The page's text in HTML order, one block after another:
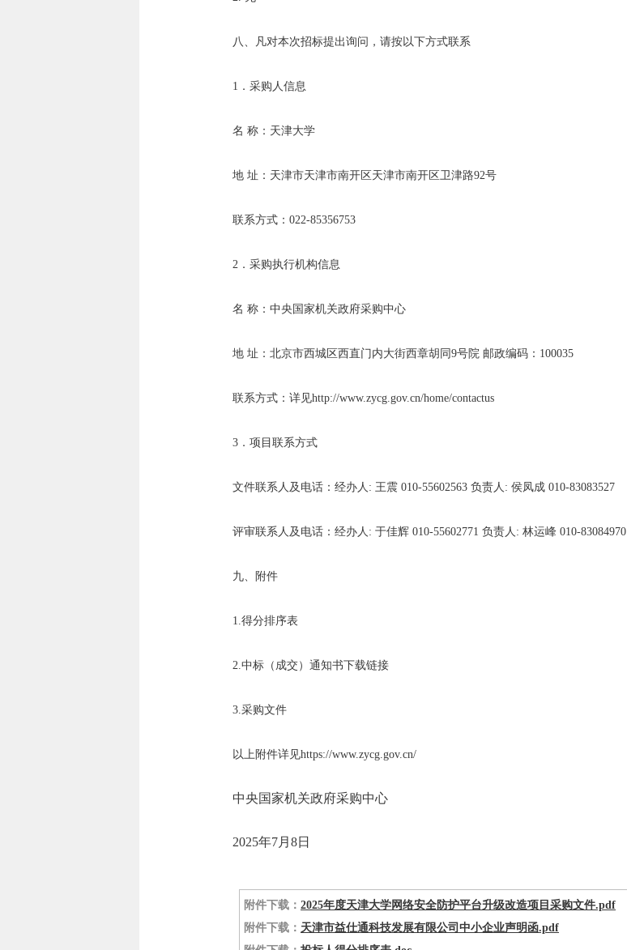
八、凡对本次招标提出询问，请按以下方式联系
1．采购人信息
名 称：天津大学
地 址：天津市天津市南开区天津市南开区卫津路92号
联系方式：022-85356753
2．采购执行机构信息
名 称：中央国家机关政府采购中心
地 址：北京市西城区西直门内大街西章胡同9号院 邮政编码：100035
联系方式：详见http://www.zycg.gov.cn/home/contactus
3．项目联系方式
文件联系人及电话：经办人: 王震 010-55602563 负责人: 侯凤成 010-83083527
评审联系人及电话：经办人: 于佳辉 010-55602771 负责人: 林运峰 010-83084970
九、附件
1.得分排序表
2.中标（成交）通知书下载链接
3.采购文件
以上附件详见https://www.zycg.gov.cn/
中央国家机关政府采购中心
2025年7月8日
附件下载： 2025年度天津大学网络安全防护平台升级改造项目采购文件.pdf
附件下载： 天津市益仕通科技发展有限公司中小企业声明函.pdf